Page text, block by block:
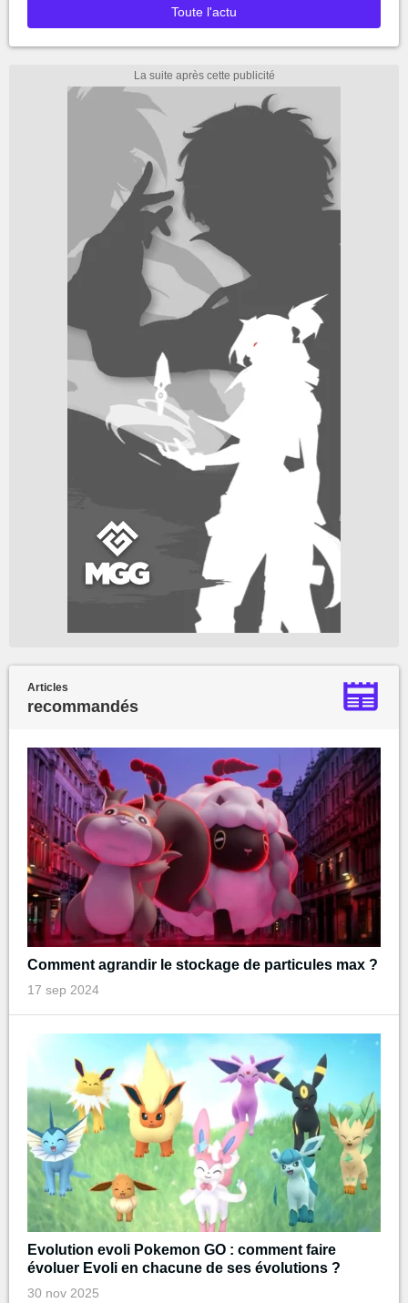
Toute l'actu
Articles
recommandés
Comment agrandir le stockage de particules max ?
17 sep 2024
Evolution evoli Pokemon GO : comment faire
évoluer Evoli en chacune de ses évolutions ?
30 nov 2025